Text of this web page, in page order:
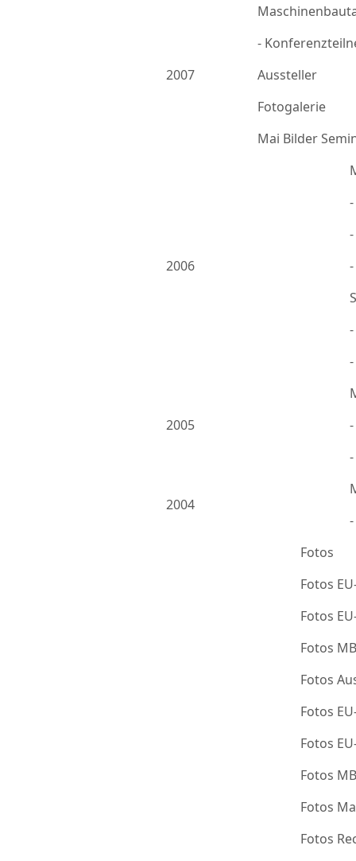
2007
-
Aussteller
Fotogalerie
Mai Bilder
2006
2005
2004
Fotos
Fotos
Fotos
Fotos
Fotos
Fotos
Fotos
Fotos
Fotos
Fotos